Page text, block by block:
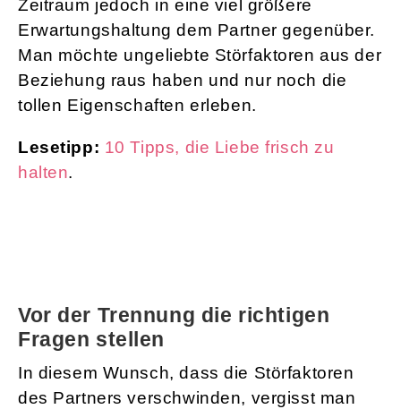
Zeitraum jedoch in eine viel größere
Erwartungshaltung dem Partner gegenüber.
Man möchte ungeliebte Störfaktoren aus der
Beziehung raus haben und nur noch die
tollen Eigenschaften erleben.
Lesetipp: 10 Tipps, die Liebe frisch zu
halten.
Vor der Trennung die richtigen
Fragen stellen
In diesem Wunsch, dass die Störfaktoren
des Partners verschwinden, vergisst man